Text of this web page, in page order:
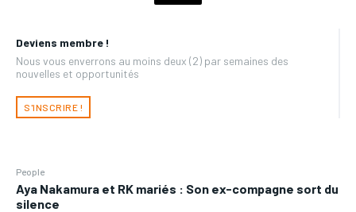
Deviens membre !
Nous vous enverrons au moins deux (2) par semaines des
nouvelles et opportunités
S'INSCRIRE !
People
Aya Nakamura et RK mariés : Son ex-compagne sort du
silence